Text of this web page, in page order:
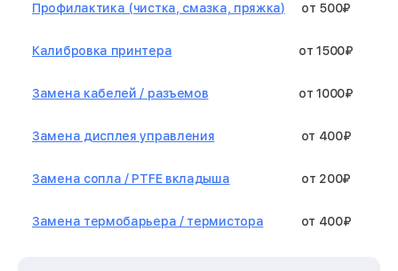
Профилактика (чистка, смазка, пряжка) от 500₽
Калибровка принтера от 1500₽
Замена кабелей / разъемов от 1000₽
Замена дисплея управления от 400₽
Замена сопла / PTFE вкладыша от 200₽
Замена термобарьера / термистора от 400₽